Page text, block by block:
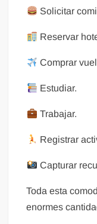
Solicitar
Reservar
Comprar
Estudiar.
Trabajar.
Registrar
Capturar
Toda esta
enormes